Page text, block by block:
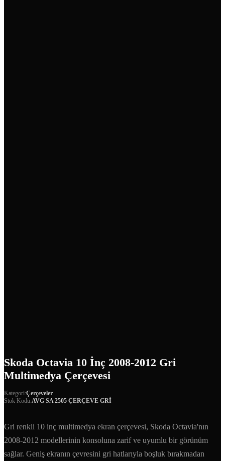
Skoda Octavia 10 İnç 2008-2012 Gri
Multimedya Çerçevesi
Kategori:Çerçeveler
Stok Kodu:AVG SA 2505 ÇERÇEVE GRİ
Gri renkli 10 inç multimedya ekran çerçevesi, Skoda Octavia'nın
2008-2012 modellerinin konsoluna zarif ve uyumlu bir görünüm
sağlar. Geniş ekranın çevresini gri hatlarıyla boşluk bırakmadan